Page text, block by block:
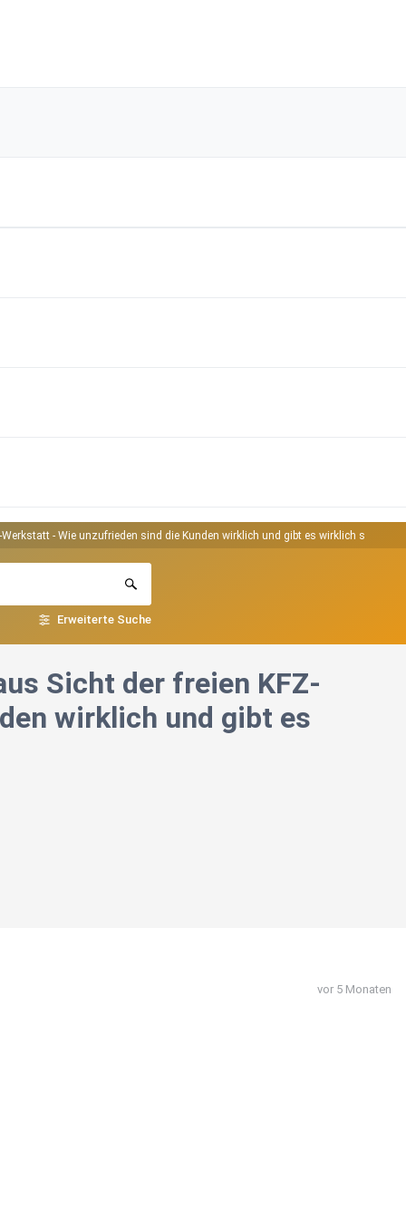
- Wie unzufrieden sind die Kunden wirklich und gibt es wirklich so viele
Erweiterte Suche
Sicht der freien KFZ-
wirklich und gibt es
vor 5 Monaten